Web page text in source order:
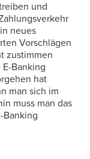
und
neues
Vorschlägen
zustimmen
Banking
hat
man sich im
muss man das
Banking